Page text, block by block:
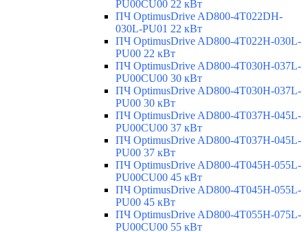
PU00CU00 22 кВт
ПЧ OptimusDrive AD800-4T022DH-
030L-PU01 22 кВт
ПЧ OptimusDrive AD800-4T022H-030L-
PU00 22 кВт
ПЧ OptimusDrive AD800-4T030H-037L-
PU00CU00 30 кВт
ПЧ OptimusDrive AD800-4T030H-037L-
PU00 30 кВт
ПЧ OptimusDrive AD800-4T037H-045L-
PU00CU00 37 кВт
ПЧ OptimusDrive AD800-4T037H-045L-
PU00 37 кВт
ПЧ OptimusDrive AD800-4T045H-055L-
PU00CU00 45 кВт
ПЧ OptimusDrive AD800-4T045H-055L-
PU00 45 кВт
ПЧ OptimusDrive AD800-4T055H-075L-
PU00CU00 55 кВт